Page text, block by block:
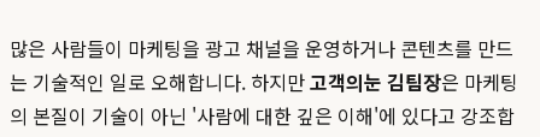
많은 사람들이 마케팅을 광고 채널을 운영하거나 콘텐츠를 만드
는 기술적인 일로 오해합니다. 하지만고객의눈 김팀장은 마케팅
의 본질이 기술이 아닌 '사람에 대한 깊은 이해'에 있다고 강조합